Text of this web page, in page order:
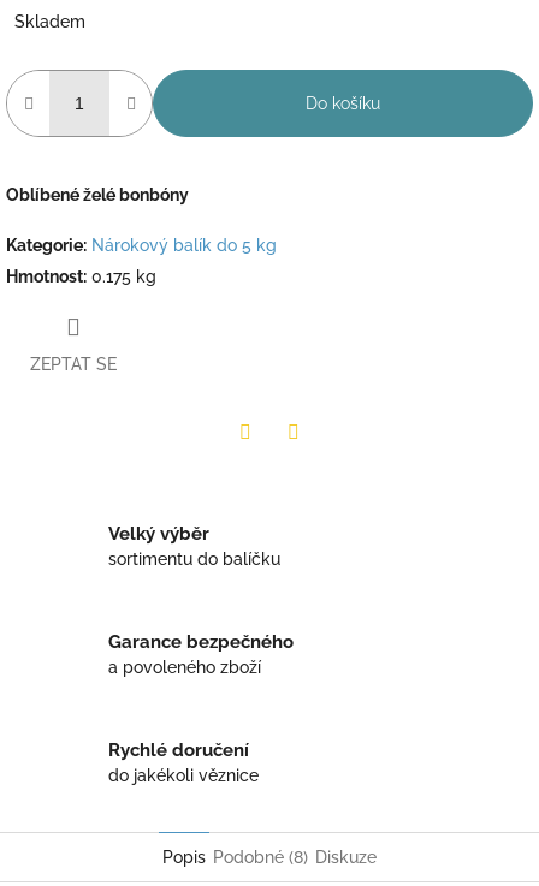
cena:
Skladem
Do košíku
Oblíbené želé bonbóny
Kategorie: Nárokový balík do 5 kg
Hmotnost: 0.175 kg
ZEPTAT SE
Velký výběr
sortimentu do balíčku
Garance bezpečného
a povoleného zboží
Rychlé doručení
do jakékoli věznice
Popis Podobné (8) Diskuze